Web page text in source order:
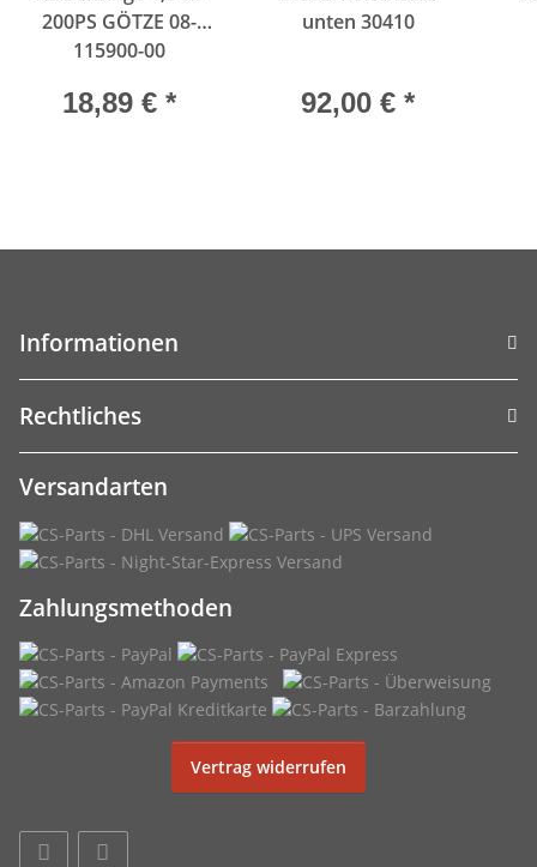
200PS GÖTZE 08-
115900-00
18,89 € *
unten 30410
92,00 € *
Informationen
Rechtliches
Versandarten
Zahlungsmethoden
Vertrag widerrufen